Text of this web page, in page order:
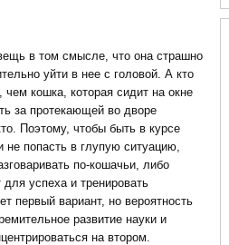
в том смысле, что она страшно
уйти в нее с головой. А кто
кошка, которая сидит на окне
за протекающей во дворе
Поэтому, чтобы быть в курсе
не попасть в глупую ситуацию,
по-кошачьи, либо
успеха и тренировать
первый вариант, но вероятность
развитие науки и
на втором.